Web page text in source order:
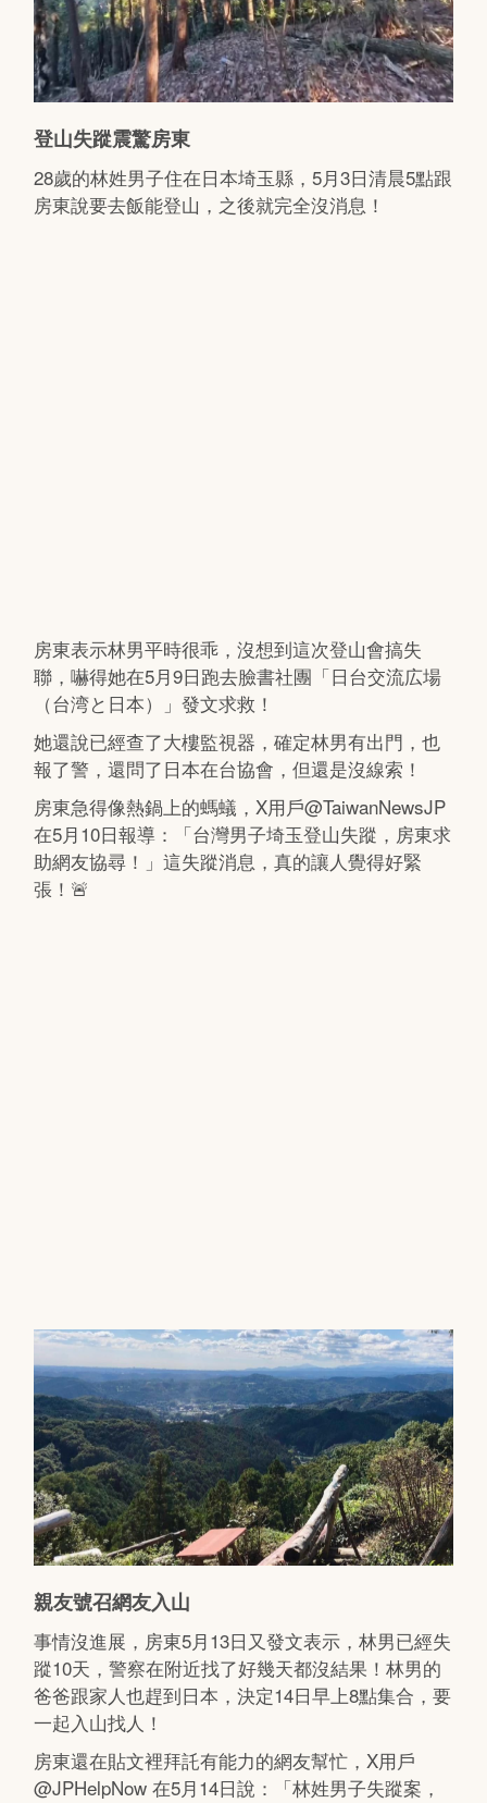
登山失蹤震驚房東
28歲的林姓男子住在日本埼玉縣，5月3日清晨5點跟
房東說要去飯能登山，之後就完全沒消息！
房東表示林男平時很乖，沒想到這次登山會搞失
聯，嚇得她在5月9日跑去臉書社團「日台交流広場
（台湾と日本）」發文求救！
她還說已經查了大樓監視器，確定林男有出門，也
報了警，還問了日本在台協會，但還是沒線索！
房東急得像熱鍋上的螞蟻，X用戶@TaiwanNewsJP
在5月10日報導：「台灣男子埼玉登山失蹤，房東求
助網友協尋！」這失蹤消息，真的讓人覺得好緊
張！🚨
親友號召網友入山
事情沒進展，房東5月13日又發文表示，林男已經失
蹤10天，警察在附近找了好幾天都沒結果！林男的
爸爸跟家人也趕到日本，決定14日早上8點集合，要
一起入山找人！
房東還在貼文裡拜託有能力的網友幫忙，X用戶
@JPHelpNow 在5月14日說：「林姓男子失蹤案，